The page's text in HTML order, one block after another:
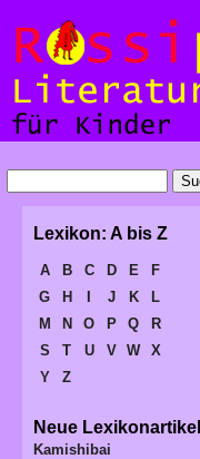
Lexikon: A bis Z
A B C D E
F
G
H J K
L
M
N O P Q
R
S
T U V W
X
Y
Z
Neue Lexikonartikel
Kamishibai